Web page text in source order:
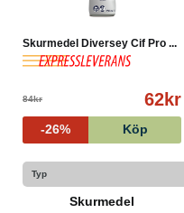
Skurmedel Diversey Cif Pro ...
84kr 62kr
-26% Köp
Typ
Skurmedel